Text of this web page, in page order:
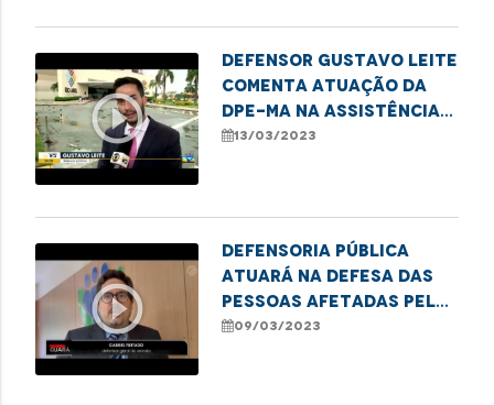
play_circle_outline
Defensor Gustavo Leite
comenta atuação da
DPE-MA na assistência
às vítimas do Shopping
13/03/2023
play_circle_outline
Defensoria Pública
atuará na defesa das
pessoas afetadas pelo
incêndio em shopping de
09/03/2023